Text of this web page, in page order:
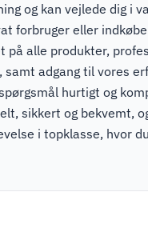
og kan vejlede dig i
forbruger eller
på alle produkter,
samt adgang til vores
hurtigt og
sikkert og bekvemt,
i topklasse, hvor